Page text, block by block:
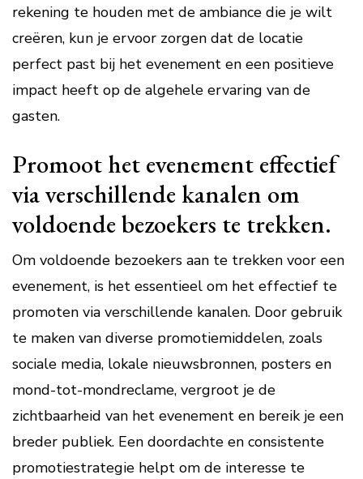
rekening te houden met de ambiance die je wilt
creëren, kun je ervoor zorgen dat de locatie
perfect past bij het evenement en een positieve
impact heeft op de algehele ervaring van de
gasten.
Promoot het evenement effectief
via verschillende kanalen om
voldoende bezoekers te trekken.
Om voldoende bezoekers aan te trekken voor een
evenement, is het essentieel om het effectief te
promoten via verschillende kanalen. Door gebruik
te maken van diverse promotiemiddelen, zoals
sociale media, lokale nieuwsbronnen, posters en
mond-tot-mondreclame, vergroot je de
zichtbaarheid van het evenement en bereik je een
breder publiek. Een doordachte en consistente
promotiestrategie helpt om de interesse te